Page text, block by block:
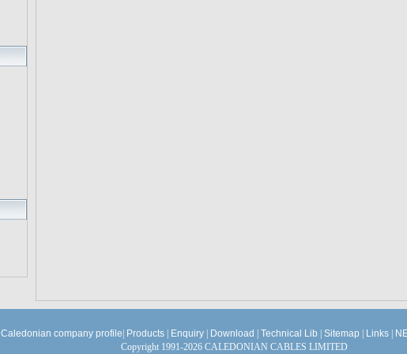
Caledonian company profile Products Enquiry| Download Technical Lib Sitemap Links
Copyright 1991-2026 CALEDONIAN CABLES LIMITED